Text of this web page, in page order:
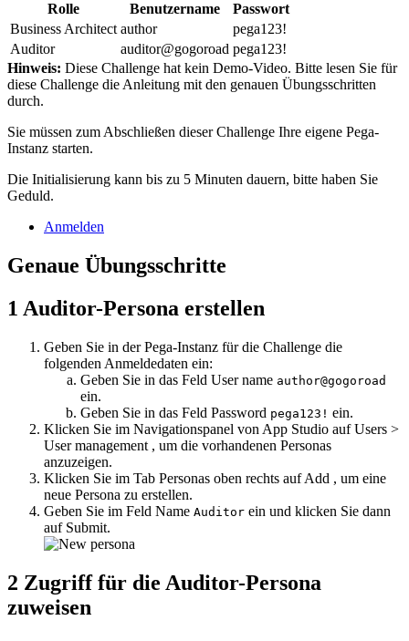
Rolle Benutzername
Passwort
Business Architect author
pega123!
Auditor
auditor@gogoroad pega123!
Hinweis: Diese Challenge hat kein Demo-Video. Bitte lesen Sie für
diese Challenge die Anleitung mit den genauen Übungsschritten
durch.
Sie müssen zum Abschließen dieser Challenge Ihre eigene Pega-
Instanz starten.
Die Initialisierung kann bis zu 5 Minuten dauern, bitte haben Sie
Geduld.
Anmelden
Genaue Übungsschritte
1 Auditor-Persona erstellen
Geben Sie in der Pega-Instanz für die Challenge die
folgenden Anmeldedaten ein:
Geben Sie in das Feld User name author@gogoroad
ein.
Geben Sie in das Feld Password pega123! ein.
Klicken Sie im Navigationspanel von App Studio aufUsers >
User management , um die vorhandenen Personas
anzuzeigen.
Klicken Sie im Tab Personas oben rechts aufAdd , um eine
neue Persona zu erstellen.
Geben Sie im Feld Name Auditor ein und klicken Sie dann
auf Submit.
2 Zugriff für die Auditor-Persona
zuweisen